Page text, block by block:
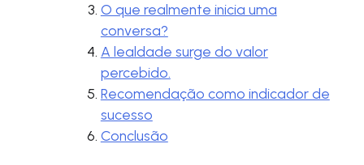
O que realmente inicia uma
conversa?
A lealdade surge do valor
percebido.
Recomendação como indicador de
sucesso
Conclusão